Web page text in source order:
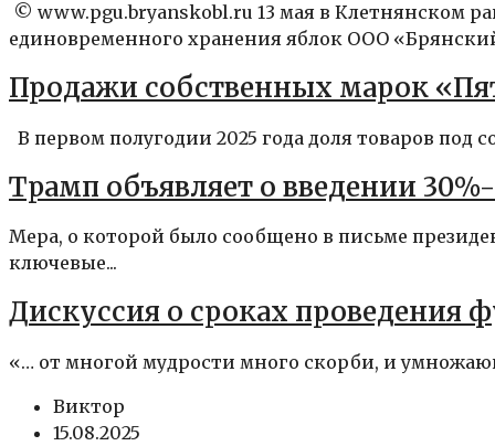
© www.pgu.bryanskobl.ru 13 мая в Клетнянском
единовременного хранения яблок ООО
Продажи собственных марок
В первом полугодии 2025 года доля товаров
Трамп объявляет о введении
Мера, о которой было сообщено в письме
ключевые...
Дискуссия о сроках проведения
«… от многой мудрости много скорби, и
Виктор
15.08.2025